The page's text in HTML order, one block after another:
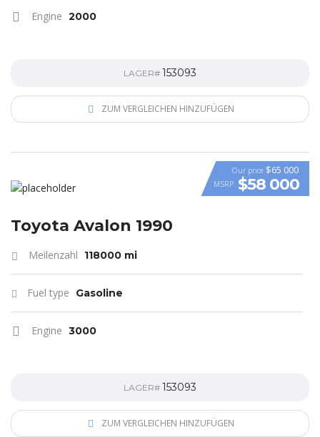
Engine 2000
LAGER# 153093
ZUM VERGLEICHEN HINZUFÜGEN
VIDEO
Our price $65 000
MSRP $58 000
Toyota Avalon 1990
Meilenzahl 118000 mi
Fuel type Gasoline
Engine 3000
LAGER# 153093
ZUM VERGLEICHEN HINZUFÜGEN